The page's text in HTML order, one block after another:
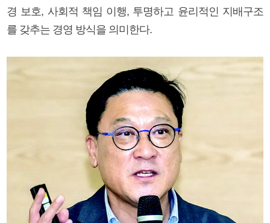
경 보호, 사회적 책임 이행, 투명하고 윤리적인 지배구조
를 갖추는 경영 방식을 의미한다.